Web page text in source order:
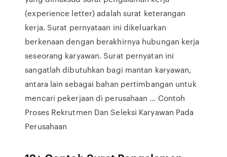
(experience letter) adalah surat keterangan
kerja. Surat pernyataan ini dikeluarkan
berkenaan dengan berakhirnya hubungan kerja
seseorang karyawan. Surat pernyatan ini
sangatlah dibutuhkan bagi mantan karyawan,
antara lain sebagai bahan pertimbangan untuk
mencari pekerjaan di perusahaan … Contoh
Proses Rekrutmen Dan Seleksi Karyawan Pada
Perusahaan